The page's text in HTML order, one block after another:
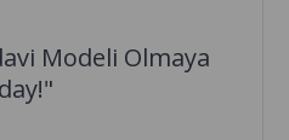
Modeli Olmaya